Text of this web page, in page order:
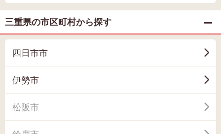
三重県の市区町村から探す
四日市市
伊勢市
松阪市